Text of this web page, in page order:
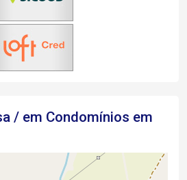
/ em Condomínios em